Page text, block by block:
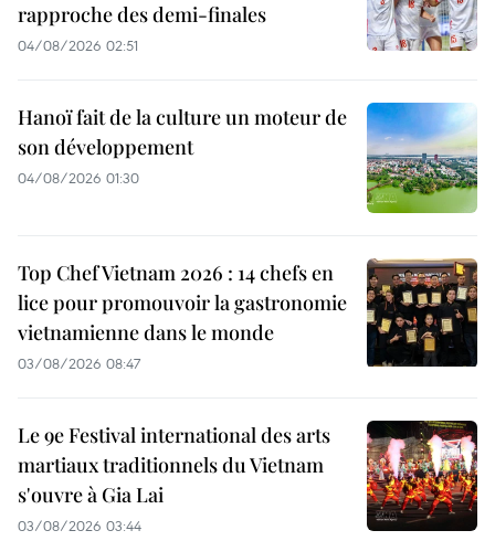
rapproche des demi-finales
04/08/2026 02:51
Hanoï fait de la culture un moteur de
son développement
04/08/2026 01:30
Top Chef Vietnam 2026 : 14 chefs en
lice pour promouvoir la gastronomie
vietnamienne dans le monde
03/08/2026 08:47
Le 9e Festival international des arts
martiaux traditionnels du Vietnam
s'ouvre à Gia Lai
03/08/2026 03:44